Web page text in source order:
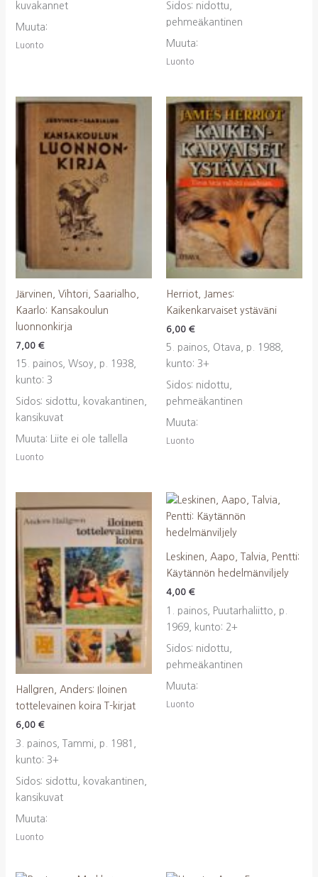
kuvakannet
Muuta:
Luonto
Sidos: nidottu,
pehmeäkantinen
Muuta:
Luonto
Järvinen, Vihtori, Saarialho,
Kaarlo: Kansakoulun
luonnonkirja
7,00 €
15. painos, Wsoy, p. 1938,
kunto: 3
Sidos: sidottu, kovakantinen,
kansikuvat
Muuta: Liite ei ole tallella
Luonto
Herriot, James:
Kaikenkarvaiset ystäväni
6,00 €
5. painos, Otava, p. 1988,
kunto: 3+
Sidos: nidottu,
pehmeäkantinen
Muuta:
Luonto
Hallgren, Anders: Iloinen
tottelevainen koira T-kirjat
6,00 €
3. painos, Tammi, p. 1981,
kunto: 3+
Sidos: sidottu, kovakantinen,
kansikuvat
Muuta:
Luonto
Leskinen, Aapo, Talvia, Pentti:
Käytännön hedelmänviljely
4,00 €
1. painos, Puutarhaliitto, p.
1969, kunto: 2+
Sidos: nidottu,
pehmeäkantinen
Muuta:
Luonto